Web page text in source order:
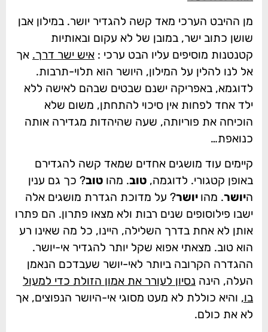
מן ההיבט הערכי מאד קשה להגדיר יושר. במילון אבן
שושן כתוב ישר, במובן של לא עקום ובאותיות
קטנטנות מוסיפים עליו הבט ערכי : איש ישר דרך. אך
אל לנו להלין על המילון, היושר הוא תלוי-תרבות.
לדוגמא, באפריקה ישנם שבטים שבהם לאישה ללא
ילד אחד לפחות אין סיכוי להתחתן, משום שלא
הוכיחה את פוריותה, שעה שהיהדות מגדירה אותה
כנואפת…
קיימים עוד מושגים אחדים שמאד קשה להגדירם
באופן קטגורי. לדוגמה, טוב. מהו טוב? כך גם ענין
היושר. מהו יושר? על מדוכת הגדרת מושגים אלה
ישבו פילוסופים שנים רבות ולא מצאו פתרון. הם פתרו
אותן לא אחת בדרך השלילה, היינו, כל מה שאינו רע
הוא טוב. מצאתי אפוא שקל יותר להגדיר אי-יושר.
ההגדרה הקרובה ביותר לאי-יושר שעבדכם הנאמן
העלה, הינה נסיון לעורר את אמון הזולת כדי למעול
בו, והיא כוללת לא מעט מסוגי אי-היושר הנפוצים, אך
לא את כולם.